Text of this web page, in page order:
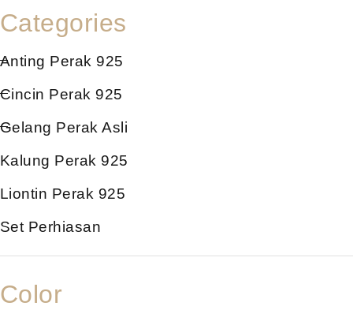
Categories
Anting Perak 925
Cincin Perak 925
Gelang Perak Asli
Kalung Perak 925
Liontin Perak 925
Set Perhiasan
Color